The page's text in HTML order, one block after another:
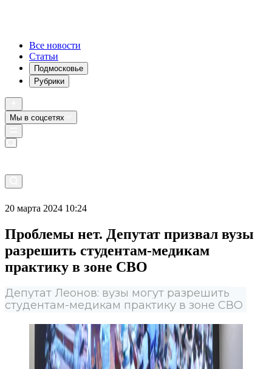
Все новости
Статьи
Подмосковье
Рубрики
Мы в соцсетях
20 марта 2024 10:24
Проблемы нет. Депутат призвал вузы
разрешить студентам-медикам
практику в зоне СВО
Депутат Леонов: вузы могут разрешить
студентам-медикам практику в зоне СВО